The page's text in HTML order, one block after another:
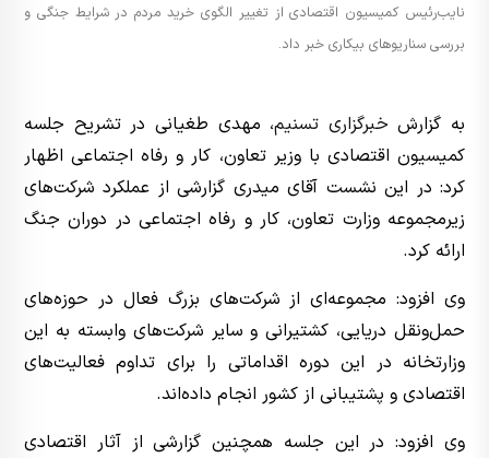
نایب‌رئیس کمیسیون اقتصادی از تغییر الگوی خرید مردم در شرایط جنگی و
بررسی سناریوهای بیکاری خبر داد.
به گزارش خبرگزاری تسنیم، مهدی طغیانی در تشریح جلسه
کمیسیون اقتصادی با وزیر تعاون، کار و رفاه اجتماعی اظهار
کرد: در این نشست آقای میدری گزارشی از عملکرد شرکت‌های
زیرمجموعه وزارت تعاون، کار و رفاه اجتماعی در دوران جنگ
ارائه کرد.
وی افزود: مجموعه‌ای از شرکت‌های بزرگ فعال در حوزه‌های
حمل‌ونقل دریایی، کشتیرانی و سایر شرکت‌های وابسته به این
وزارتخانه در این دوره اقداماتی را برای تداوم فعالیت‌های
اقتصادی و پشتیبانی از کشور انجام داده‌اند.
وی افزود: در این جلسه همچنین گزارشی از آثار اقتصادی